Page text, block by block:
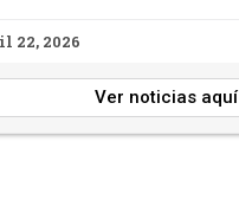
22, 2026
Ver noticias aquí